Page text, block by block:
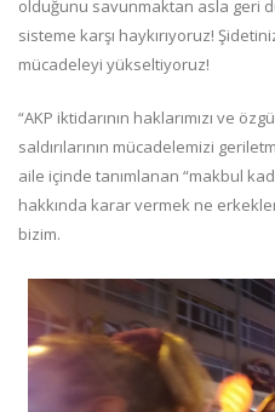
olduğunu savunmaktan asla geri
sisteme karşı haykırıyoruz!
mücadeleyi yükseltiyoruz!
“AKP iktidarının haklarımızı ve
saldırılarının mücadelemizi
aile içinde tanımlanan “makbul
hakkında karar vermek ne
bizim.